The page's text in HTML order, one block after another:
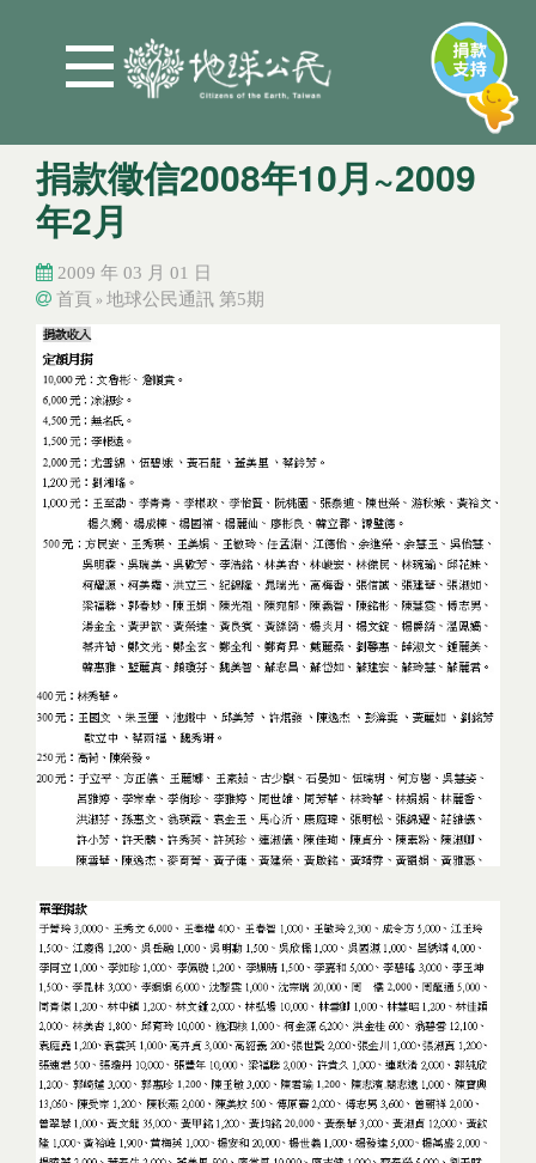
捐款徵信2008年10月~2009
年2月
2009 年 03 月 01 日
您在這裡
首頁 » 地球公民通訊 第5期
您在這裡